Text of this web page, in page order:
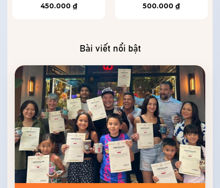
450.000 ₫ 500.000 ₫
Bài viết nổi bật